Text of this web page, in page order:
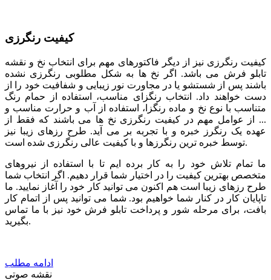
کیفیت رنگرزی
کیفیت رنگرزی نیز از دیگر فاکتورهای مهم برای انتخاب نخ و نقشه
تابلو فرش می باشد. اگر نخ ها به شکل مطلوبی رنگرزی نشده
باشند پس از شستشو یا در مجاورت نور زیبایی و شفافیت خود را از
دست خواهند داد. انتخاب رنگزای مناسب، استفاده از حمام رنگ
متناسب با نوع نخ و ماده رنگزا، استفاده از آب و حرارت مناسب و
... از عوامل مهم در کیفیت رنگرزی نخ ها می باشند که فقط از
عهده یک رنگرز خبره و با تجربه بر می آید. طرح رزهای زیبا نیز
توسط خبره ترین رنگرزها و با کیفیت عالی رنگرزی شده است.
ما تمام تلاش خود را به کار برده ایم تا با استفاده از نیروهای
متخصص بهترین کیفیت را در اختیار شما قرار دهیم. اگر انتخاب شما
طرح رزهای زیبا است هم اکنون می توانید کار خود را آغاز نمایید. ما
تاپایان کار در کنار شما خواهیم بود. شما می توانید پس از اتمام کار
بافت، برای مرحله شور و پرداخت تابلو فرش خود نیز با ما تماس
بگیرید.
ادامه مطلب
نقشه صوتی